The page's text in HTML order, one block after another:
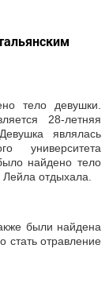
тело девушки.
28-летняя
являлась
университета
найдено тело
отдыхала.
были найдена
стать отравление